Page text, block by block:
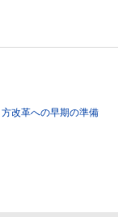
改革への早期の準備